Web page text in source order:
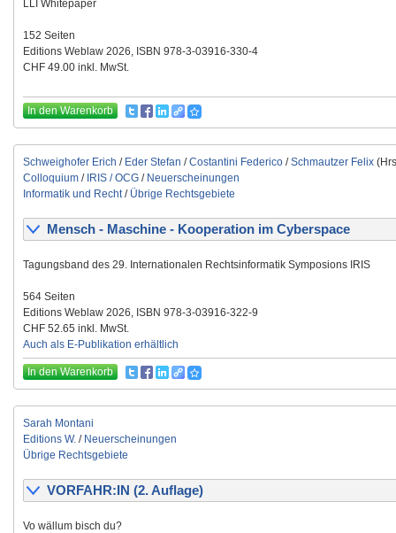
LLI Whitepaper
152 Seiten
Editions Weblaw 2026, ISBN 978-3-03916-330-4
CHF 49.00 inkl. MwSt.
In den Warenkorb
Schweighofer Erich / Eder Stefan /Costantini Federico /Schmautzer Felix
Colloquium / IRIS / OCG / Neuerscheinungen
Informatik und Recht/ Übrige Rechtsgebiete
Mensch - Maschine - Kooperation im Cyberspace
Tagungsband des 29. Internationalen Rechtsinformatik Symposions IRIS
564 Seiten
Editions Weblaw 2026, ISBN 978-3-03916-322-9
CHF 52.65 inkl. MwSt.
Auch als E-Publikation erhältlich
In den Warenkorb
Sarah Montani
Editions W. / Neuerscheinungen
Übrige Rechtsgebiete
VORFAHR:IN (2. Auflage)
Vo wällum bisch du?